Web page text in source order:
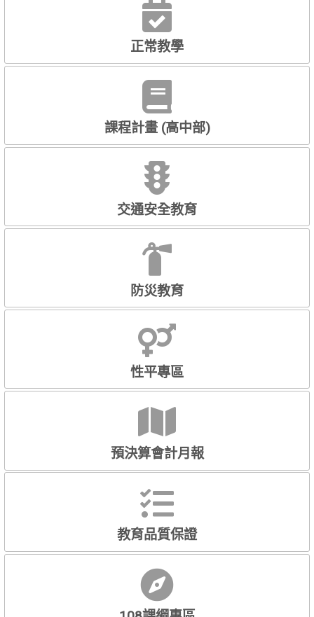
正常教學
課程計畫 (高中部)
交通安全教育
防災教育
性平專區
預決算會計月報
教育品質保證